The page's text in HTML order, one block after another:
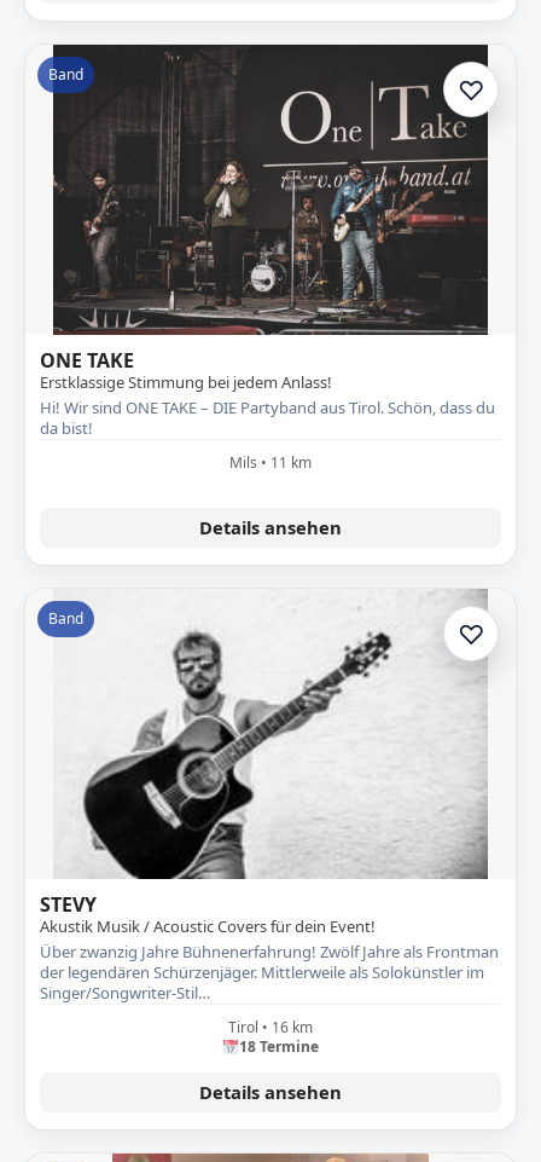
Band ♡Zur
ONE TAKE
Erstklassige Stimmung bei jedem Anlass!
Hi! Wir sind ONE TAKE – DIE Partyband aus Tirol. Schön, dass du
da bist!
Mils • 11 km
Details ansehen
Band ♡Zur
STEVY
Akustik Musik / Acoustic Covers für dein Event!
Über zwanzig Jahre Bühnenerfahrung! Zwölf Jahre als Frontman
der legendären Schürzenjäger. Mittlerweile als Solokünstler im
Singer/Songwriter-Stil…
Tirol • 16 km
18 Termine
Details ansehen